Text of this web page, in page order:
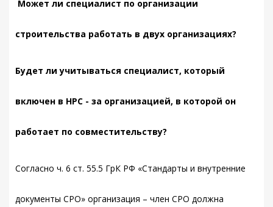
Может ли специалист по организации
строительства работать в двух организациях?
Будет ли учитываться специалист, который
включен в НРС - за организацией, в которой он
работает по совместительству?
Согласно ч. 6 ст. 55.5 ГрК РФ «Стандарты и внутренние
документы СРО» организация – член СРО должна